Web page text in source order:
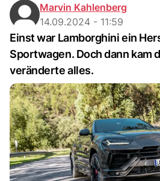
Marvin Kahlenberg
14.09.2024 - 11:59
Einst war Lamborghini ein
Sportwagen. Doch dann kam
veränderte alles.